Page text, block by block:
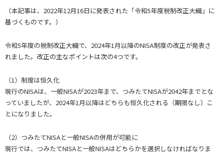
（本記事は、2022年12月16日に発表された「令和5年度税制改正大綱」に
基づくものです。）
令和5年度の税制改正大綱で、2024年1月以降のNISA制度の改正が発表さ
れました。改正の主なポイントは次の4つです。
（1）制度は恒久化
現行のNISAは、一般NISAが2023年まで、つみたてNISAが2042年までとな
っていましたが、2024年1月以降はどちらも恒久化される（期限なし）こ
とになりました。
（2）つみたてNISAと一般NISAの併用が可能に
現行では、つみたてNISAと一般NISAはどちらかを選択しなければなりま